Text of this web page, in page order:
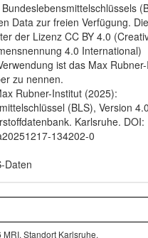
Data zur freien Verfügung. Die
der Lizenz CC BY 4.0
4.0 International)
ist das Max
zu nennen.
Rubner-Institut (2025):
(BLS), Version
Karlsruhe. DOI:
134202-0
Daten
Standort Karlsruhe.